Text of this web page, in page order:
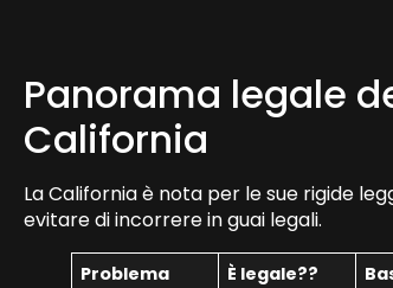
Panorama legale
California
La California è nota per le sue rigide
evitare di incorrere in guai legali.
Problema È legale??